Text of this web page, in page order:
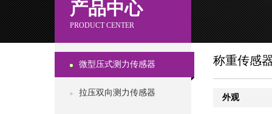
产品中心
PRODUCT CENTER
微型压式测力传感器
拉压双向测力传感器
称重传感
外观